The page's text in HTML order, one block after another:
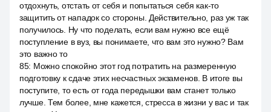
отдохнуть, отстать от себя и попытаться себя как-то
защитить от нападок со стороны. Действительно, раз уж так
получилось. Ну что поделать, если вам нужно все ещё
поступление в вуз, вы понимаете, что вам это нужно? Вам
это важно то
85: Можно спокойно этот год потратить на размеренную
подготовку к сдаче этих несчастных экзаменов. В итоге вы
поступите, то есть от года передышки вам станет только
лучше. Тем более, мне кажется, стресса в жизни у вас и так